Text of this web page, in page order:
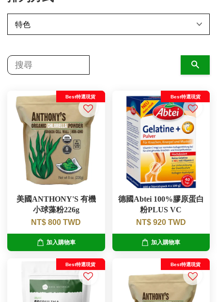
Best特選現貨
美國ANTHONY'S 有機
小球藻粉226g
NT$ 800 TWD
加入購物車
Best特選現貨
德國Abtei 100%膠原蛋白
粉PLUS VC
NT$ 920 TWD
加入購物車
Best特選現貨 Best特選現貨